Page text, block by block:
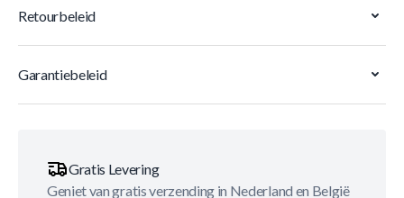
Retourbeleid
Garantiebeleid
Gratis Levering
Geniet van gratis verzending in Nederland en België